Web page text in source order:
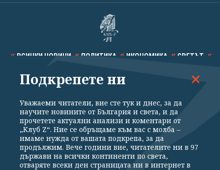
ВСИЧКИ НОВИНИ ПОЛИТИКА ИКОНОМИКА СВЕТЪТ
СПОРТ КУЛТУРА ТЕХНОЛОГИИ КАЛЕЙДОСКОП
Общи условия
Политика за поверителност
Реклама
Партньори Контакти За Клуб Z
Подкрепете ни
Уважаеми читатели, вие сте тук и днес, за да
научите новините от България и света, и да
прочетете актуални анализи и коментари от
„Клуб Z“. Ние се обръщаме към вас с молба –
имаме нужда от вашата подкрепа, за да
продължим. Вече години вие, читателите ни в 97
държави на всички континенти по света,
отваряте всеки ден страницата ни в интернет в